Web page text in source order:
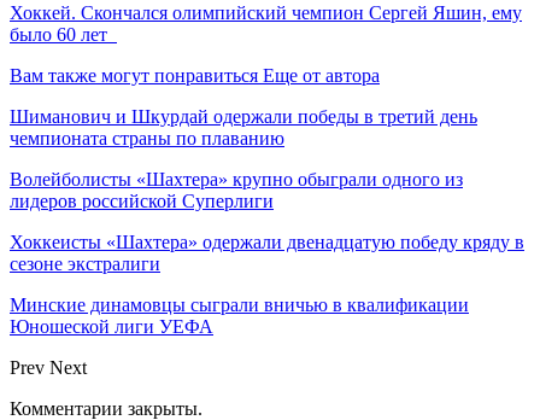
Хоккей. Скончался олимпийский чемпион Сергей Яшин, ему
было 60 лет
Вам также могут понравиться Еще от автора
Шиманович и Шкурдай одержали победы в третий день
чемпионата страны по плаванию
Волейболисты «Шахтера» крупно обыграли одного из
лидеров российской Суперлиги
Хоккеисты «Шахтера» одержали двенадцатую победу кряду в
сезоне экстралиги
Минские динамовцы сыграли вничью в квалификации
Юношеской лиги УЕФА
Prev Next
Комментарии закрыты.